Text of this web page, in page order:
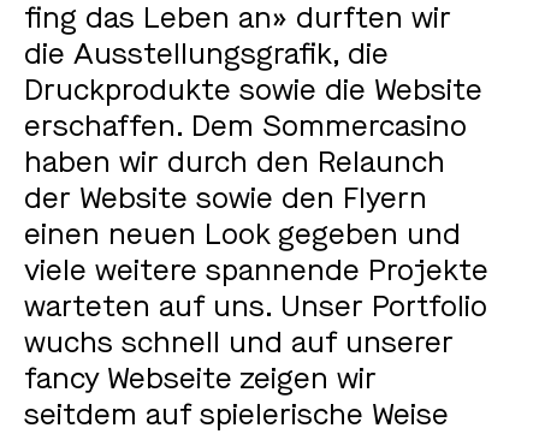
fing das Leben an» durften wir
die Ausstellungsgrafik, die
Druckprodukte sowie die Website
erschaffen. Dem Sommercasino
haben wir durch den Relaunch
der Website sowie den Flyern
einen neuen Look gegeben und
viele weitere spannende Projekte
warteten auf uns. Unser Portfolio
wuchs schnell und auf unserer
fancy Webseite zeigen wir
seitdem auf spielerische Weise